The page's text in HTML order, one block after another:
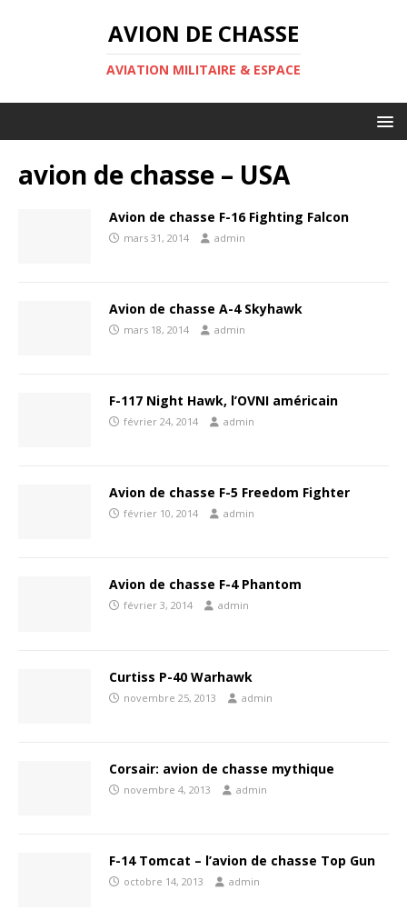
AVION DE CHASSE
AVIATION MILITAIRE & ESPACE
avion de chasse – USA
Avion de chasse F-16 Fighting Falcon
mars 31, 2014 admin
Avion de chasse A-4 Skyhawk
mars 18, 2014 admin
F-117 Night Hawk, l’OVNI américain
février 24, 2014 admin
Avion de chasse F-5 Freedom Fighter
février 10, 2014 admin
Avion de chasse F-4 Phantom
février 3, 2014 admin
Curtiss P-40 Warhawk
novembre 25, 2013 admin
Corsair: avion de chasse mythique
novembre 4, 2013 admin
F-14 Tomcat – l’avion de chasse Top Gun
octobre 14, 2013 admin